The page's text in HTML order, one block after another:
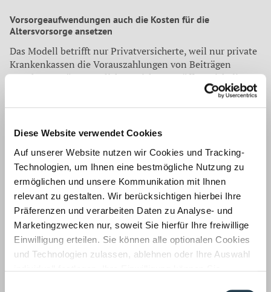
Diese Website verwendet Cookies
Auf unserer Website nutzen wir Cookies und Tracking-
Technologien, um Ihnen eine bestmögliche Nutzung zu
ermöglichen und unsere Kommunikation mit Ihnen
relevant zu gestalten. Wir berücksichtigen hierbei Ihre
Präferenzen und verarbeiten Daten zu Analyse- und
Marketingzwecken nur, soweit Sie hierfür Ihre freiwillige
Einwilligung erteilen. Sie können alle optionalen Cookies
und Technologien zulassen, ablehnen oder Ihre Auswahl
Vorsorgeaufwendungen auch die Kosten für die
Altersvorsorge ansetzen
Das Modell betrifft nur Privatversicherte, weil nur private
Krankenkassen die Vorauszahlungen von Beiträgen
annehmen. Für gesetzlich Versicherte eröffnet sich diese
Möglichkeit nicht. Da aber die allermeisten Unternehmer,
Selbstständigen und auch viele gutverdienende
Regelung eine Vielzahl von Personen. Obacht: Aufgrund
dass die Vorauszahlungen für die Jahre 2023 und 2024 vor
dem 22. Dezember 2022 geleistet werden müssen, damit
das Finanzamt die Vorauszahlungen bei der Ermittlung
der für das Jahr 2018 zu berücksichtigenden
Vorsorgeaufwendungen anerkennt.
Zusätzlich können bei den Vorsorgeaufwendungen auch
die Kosten für die Altersvorsorge angesetzt werden. Sie
mindern als Sonderausgaben den Betrag, von dem später